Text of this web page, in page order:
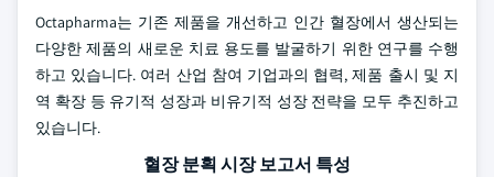
Octapharma는 기존 제품을 개선하고 인간 혈장에서 생산되는
다양한 제품의 새로운 치료 용도를 발굴하기 위한 연구를 수행
하고 있습니다. 여러 산업 참여 기업과의 협력, 제품 출시 및 지
역 확장 등 유기적 성장과 비유기적 성장 전략을 모두 추진하고
있습니다.
혈장 분획 시장 보고서 특성